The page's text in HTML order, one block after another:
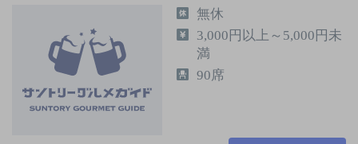
無休
3,000円以上～5,000円未
満
90席